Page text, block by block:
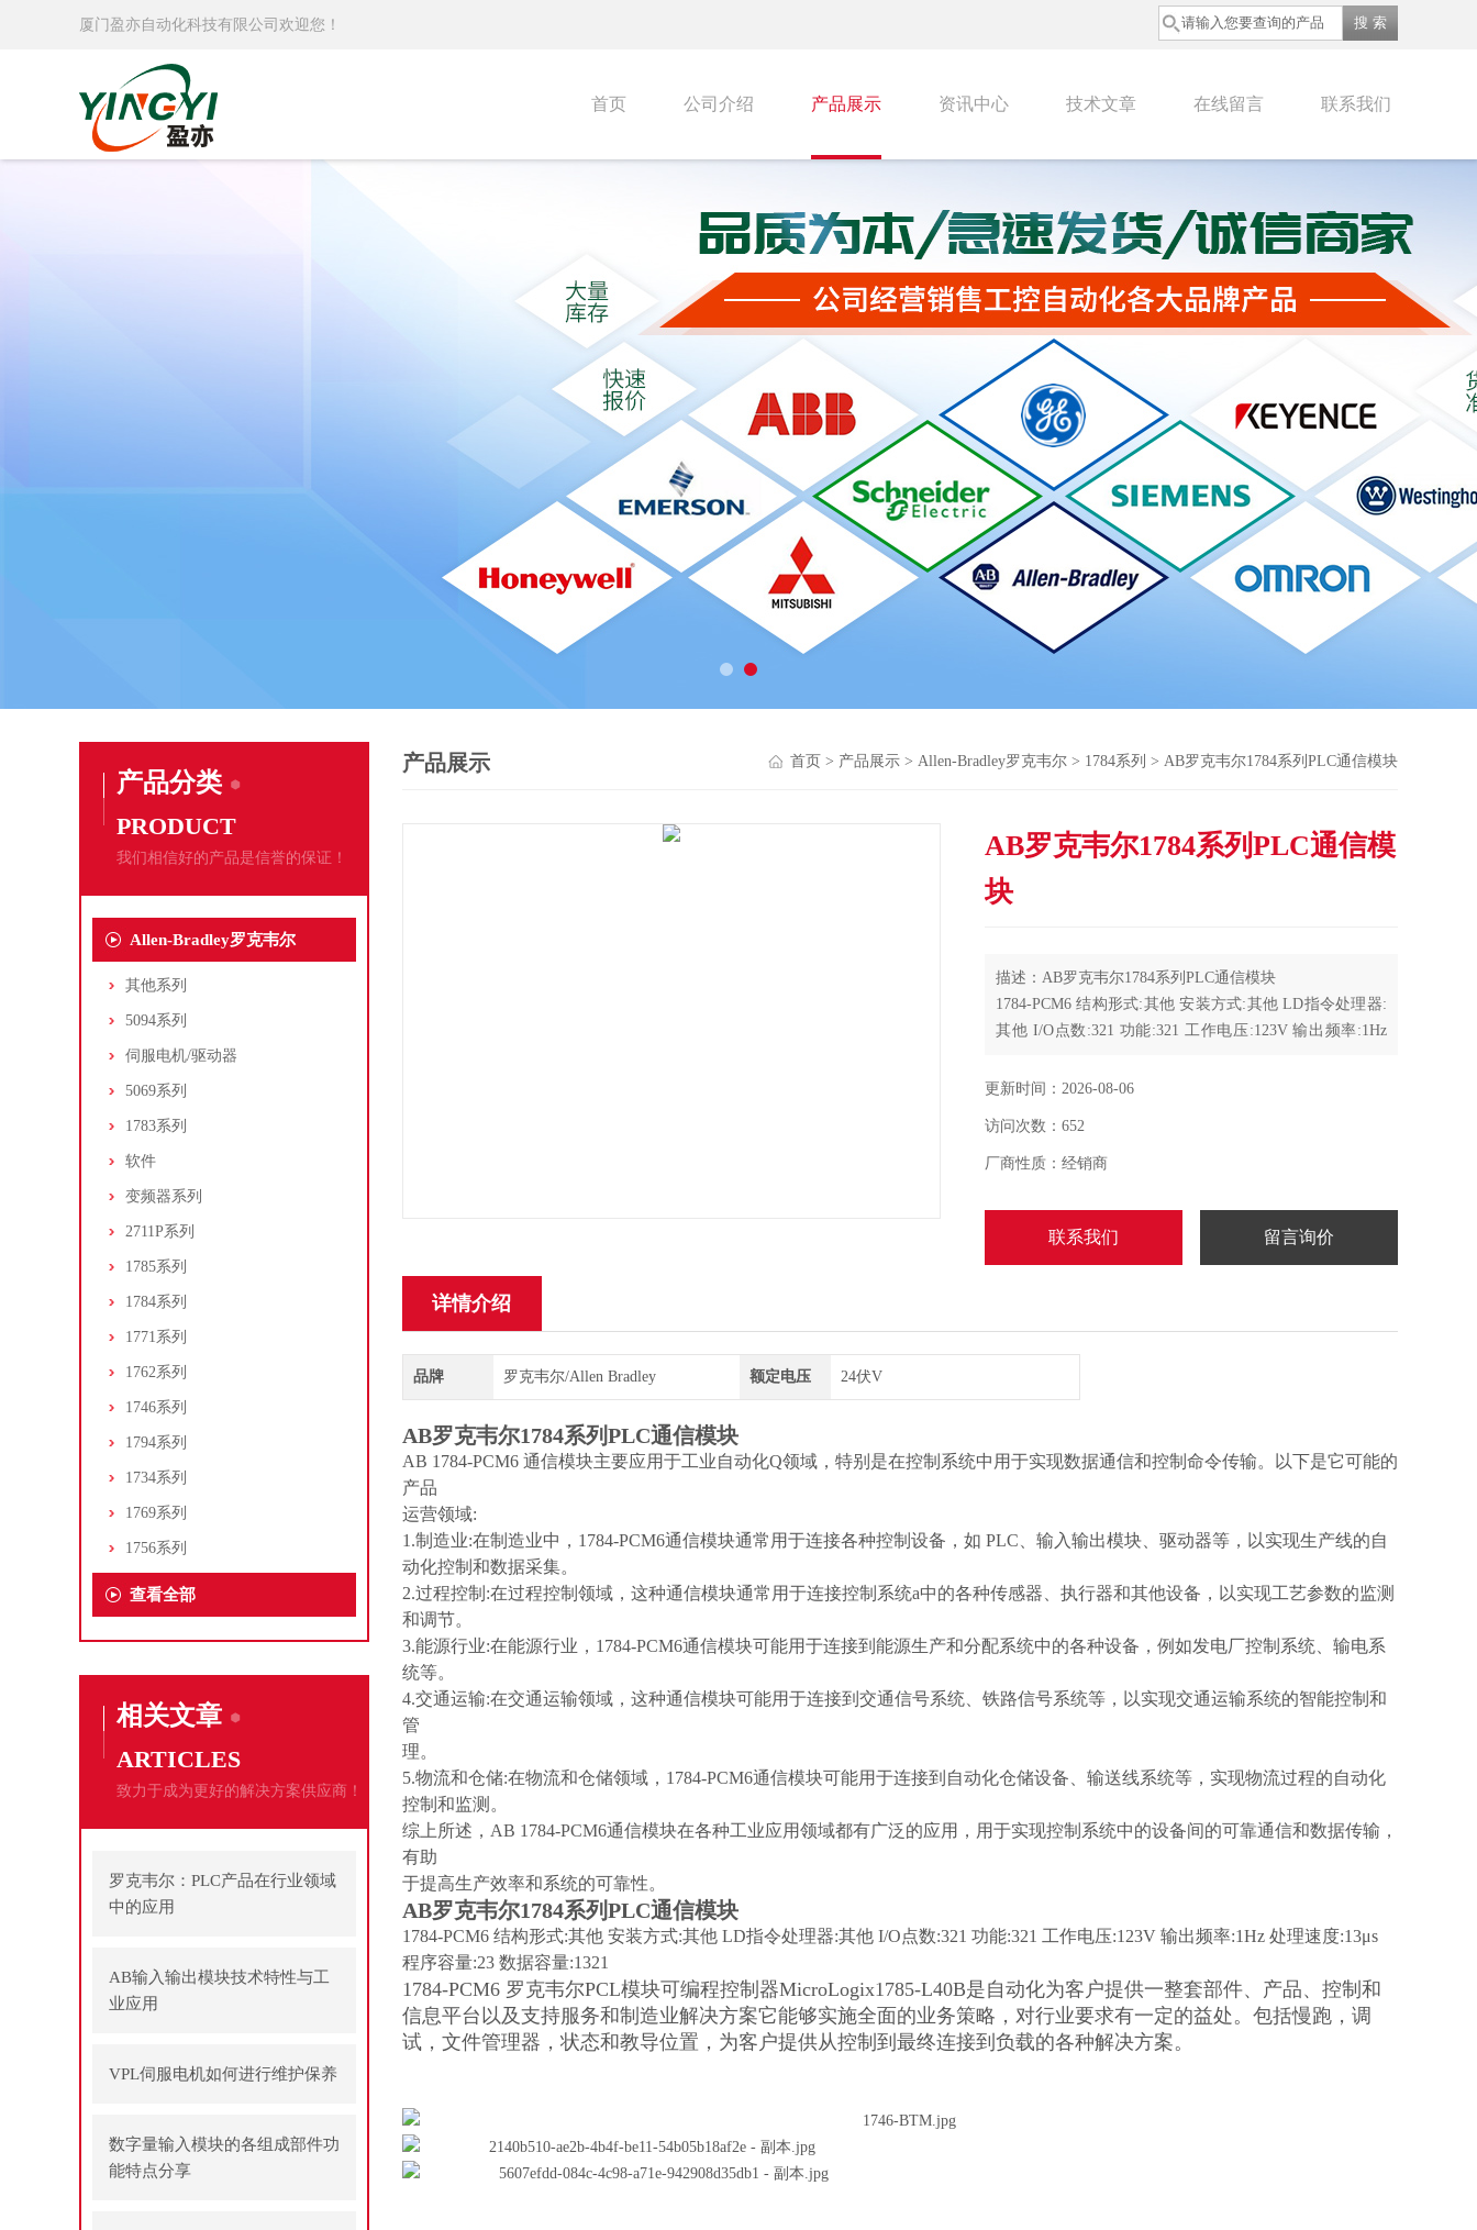
厦门盈亦自动化科技有限公司欢迎您！
首页 公司介绍 产品展示 资讯中心 技术文章 在线留言 联系我们
产品分类
PRODUCT
我们相信好的产品是信誉的保证！
Allen-Bradley罗克韦尔
其他系列
5094系列
伺服电机/驱动器
5069系列
1783系列
软件
变频器系列
2711P系列
1785系列
1784系列
1771系列
1762系列
1746系列
1794系列
1734系列
1769系列
1756系列
查看全部
相关文章
ARTICLES
致力于成为更好的解决方案供应商！
罗克韦尔：PLC产品在行业领域
中的应用
AB输入输出模块技术特性与工
业应用
VPL伺服电机如何进行维护保养
数字量输入模块的各组成部件功
能特点分享
产品展示 首页 > 产品展示 > Allen-Bradley罗克韦尔 > 1784系列 > AB罗克韦尔1784系列PLC通信模块
AB罗克韦尔1784系列PLC通信模
块
描述：AB罗克韦尔1784系列PLC通信模块
1784-PCM6 结构形式:其他 安装方式:其他 LD指令处理器:
其他 I/O点数:321 功能:321 工作电压:123V 输出频率:1Hz
更新时间：2026-08-06
访问次数：652
厂商性质：经销商
联系我们 留言询价
详情介绍
品牌 罗克韦尔/Allen Bradley 额定电压 24伏V
AB罗克韦尔1784系列PLC通信模块
AB 1784-PCM6 通信模块主要应用于工业自动化Q领域，特别是在控制系统中用于实现数据通信和控制命令传输。以下是它可能的
产品
运营领域:
1.制造业:在制造业中，1784-PCM6通信模块通常用于连接各种控制设备，如 PLC、输入输出模块、驱动器等，以实现生产线的自
动化控制和数据采集。
2.过程控制:在过程控制领域，这种通信模块通常用于连接控制系统a中的各种传感器、执行器和其他设备，以实现工艺参数的监测
和调节。
3.能源行业:在能源行业，1784-PCM6通信模块可能用于连接到能源生产和分配系统中的各种设备，例如发电厂控制系统、输电系
统等。
4.交通运输:在交通运输领域，这种通信模块可能用于连接到交通信号系统、铁路信号系统等，以实现交通运输系统的智能控制和
管
理。
5.物流和仓储:在物流和仓储领域，1784-PCM6通信模块可能用于连接到自动化仓储设备、输送线系统等，实现物流过程的自动化
控制和监测。
综上所述，AB 1784-PCM6通信模块在各种工业应用领域都有广泛的应用，用于实现控制系统中的设备间的可靠通信和数据传输，
有助
于提高生产效率和系统的可靠性。
AB罗克韦尔1784系列PLC通信模块
1784-PCM6 结构形式:其他 安装方式:其他 LD指令处理器:其他 I/O点数:321 功能:321 工作电压:123V 输出频率:1Hz 处理速度:13μs
程序容量:23 数据容量:1321
1784-PCM6 罗克韦尔PCL模块可编程控制器MicroLogix1785-L40B是自动化为客户提供一整套部件、产品、控制和
信息平台以及支持服务和制造业解决方案它能够实施全面的业务策略，对行业要求有一定的益处。包括慢跑，调
试，文件管理器，状态和教导位置，为客户提供从控制到最终连接到负载的各种解决方案。